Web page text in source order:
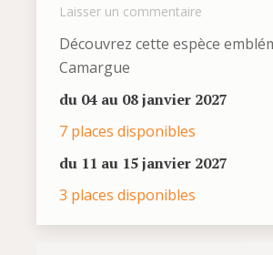
Laisser un commentaire
Découvrez cette espèce
Camargue
du 04 au 08 janvier 2027
7 places disponibles
du 11 au 15 janvier 2027
3 places disponibles